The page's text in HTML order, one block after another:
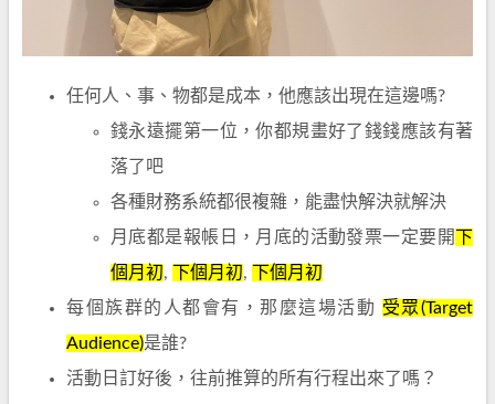
任何人、事、物都是成本，他應該出現在這邊嗎?
錢永遠擺第一位，你都規畫好了錢錢應該有著
落了吧
各種財務系統都很複雜，能盡快解決就解決
月底都是報帳日，月底的活動發票一定要開
下
個月初, 下個月初,
下個月初
每個族群的人都會有，那麼這場活動 受眾(Target
Audience)是誰?
活動日訂好後，往前推算的所有行程出來了嗎？